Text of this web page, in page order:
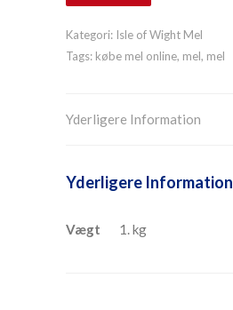
Kategori: Isle of Wight Mel
Tags: købe mel online, mel, mel
Yderligere Information
Yderligere Information
Vægt 1. kg